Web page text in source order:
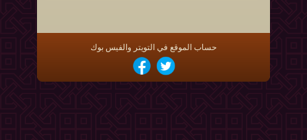
حساب الموقع في التويتر والفيس بوك